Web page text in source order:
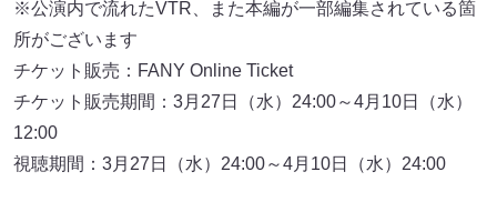
※公演内で流れたVTR、また本編が一部編集されている箇
所がございます
チケット販売：FANY Online Ticket
チケット販売期間：3月27日（水）24:00～4月10日（水）
12:00
視聴期間：3月27日（水）24:00～4月10日（水）24:00